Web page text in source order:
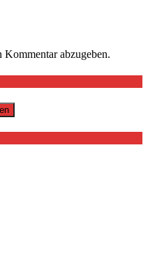
Kommentar abzugeben.